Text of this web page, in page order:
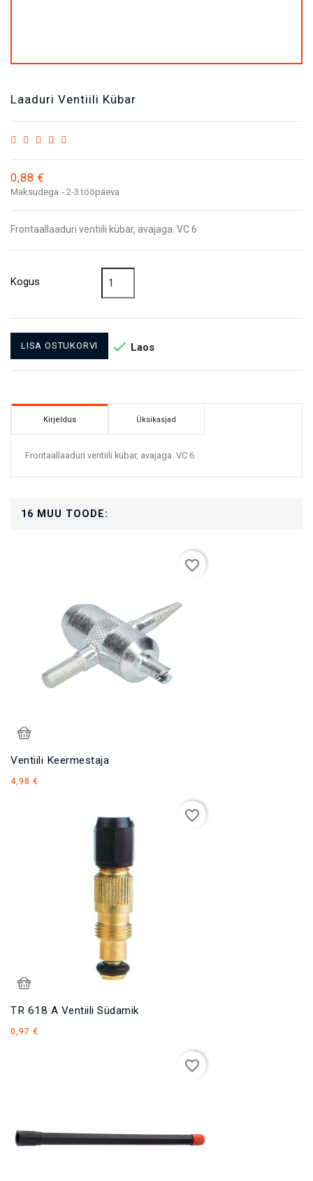
Laaduri Ventiili Kübar
0,88 €
Maksudega 2-3 tööpäeva
Frontaallaaduri ventiili kübar, avajaga. VC 6
Kogus
LISA OSTUKORVI  Laos
Kirjeldus Üksikasjad
Frontaallaaduri ventiili kübar, avajaga. VC 6
16 MUU TOODE:
Ventiili Keermestaja
4,98 €
favorite_border
TR 618 A Ventiili Südamik
0,97 €
favorite_border
favorite_border